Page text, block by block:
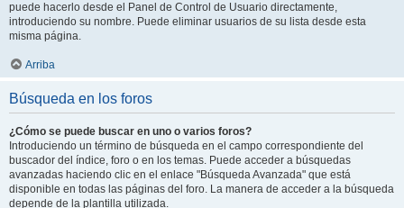
puede hacerlo desde el Panel de Control de Usuario directamente,
introduciendo su nombre. Puede eliminar usuarios de su lista desde esta
misma página.
Arriba
Búsqueda en los foros
¿Cómo se puede buscar en uno o varios foros?
Introduciendo un término de búsqueda en el campo correspondiente del
buscador del índice, foro o en los temas. Puede acceder a búsquedas
avanzadas haciendo clic en el enlace "Búsqueda Avanzada" que está
disponible en todas las páginas del foro. La manera de acceder a la búsqueda
depende de la plantilla utilizada.